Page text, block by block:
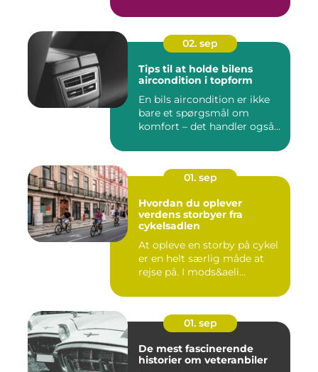
02. sep
Tips til at holde bilens
aircondition i topform
En bils aircondition er ikke
bare et spørgsmål om
komfort – det handler også...
01. sep
Hvordan du oplever
verdens storbyer fra
cykelsadlen
At opleve en storby på cykel
er en helt særlig måde at
rejse på. I mods&aeli...
01. sep
De mest fascinerende
historier om veteranbiler